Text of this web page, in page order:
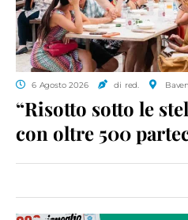
6 Agosto 2026 di red.
“Risotto sotto le
con oltre 500